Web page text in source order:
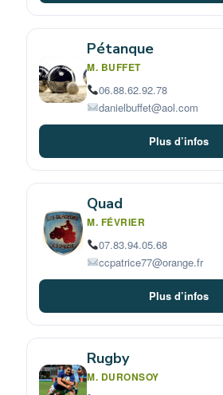
Pétanque
M. BUFFET
06.88.62.92.78
danielbuffet@aol.com
Plus d’infos
Quad
M. FÉVRIER
07.83.94.05.68
ccpatrice77@orange.fr
Plus d’infos
Rugby
M. DURONSOY